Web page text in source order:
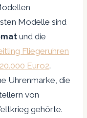
Modelle sind
und die
Fliegeruhren
Euro2.
Uhrenmarke, die
von
gehörte.